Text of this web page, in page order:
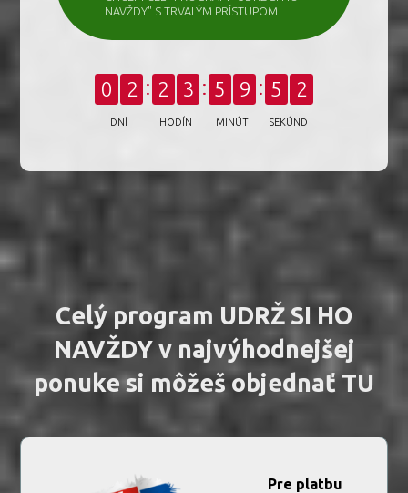
NAVŽDY" S TRVALÝM PRÍSTUPOM
0 2
DNÍ
2 3
HODÍN
5 9
MINÚT
5 0
SEKÚND
Celý program UDRŽ SI HO
NAVŽDY v najvýhodnejšej
ponuke si môžeš objednať TU
Pre platbu